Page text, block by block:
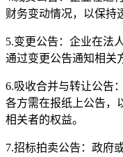
财务变动情况，以保持
5.变更公告：企业在法
通过变更公告通知相关
6.吸收合并与转让公告
各方需在报纸上公告，
相关者的权益。
7.招标拍卖公告：政府